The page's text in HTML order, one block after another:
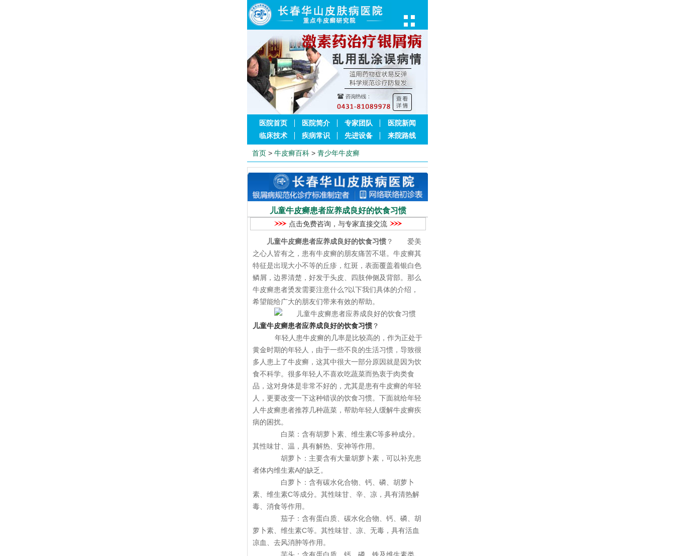
医院首页 医院简介 专家团队
医院新闻
临床技术
疾病常识 先进设备 来院路线
首页 > 牛皮癣百科 > 青少年牛皮癣
儿童牛皮癣患者应养成良好的饮食习惯
点击免费咨询，与专家直接交流
儿童牛皮癣患者应养成良好的饮食习惯 ？ 爱美
之心人皆有之，患有牛皮癣的朋友痛苦不堪。牛皮癣其
特征是出现大小不等的丘疹，红斑，表面覆盖着银白色
鳞屑，边界清楚，好发于头皮、四肢伸侧及背部。那么
牛皮癣患者烫发需要注意什么?以下我们具体的介绍，
希望能给广大的朋友们带来有效的帮助。
儿童牛皮癣患者应养成良好的饮食习惯 ？
年轻人患牛皮癣的几率是比较高的，作为正处于
黄金时期的年轻人，由于一些不良的生活习惯，导致很
多人患上了牛皮癣，这其中很大一部分原因就是因为饮
食不科学。很多年轻人不喜欢吃蔬菜而热衷于肉类食
品，这对身体是非常不好的，尤其是患有牛皮癣的年轻
人，更要改变一下这种错误的饮食习惯。下面就给年轻
人牛皮癣患者推荐几种蔬菜，帮助年轻人缓解牛皮癣疾
病的困扰。
白菜：含有胡萝卜素、维生素C等多种成分。
其性味甘、温，具有解热、安神等作用。
胡萝卜：主要含有大量胡萝卜素，可以补充患
者体内维生素A的缺乏。
白萝卜：含有碳水化合物、钙、磷、胡萝卜
素、维生素C等成分。其性味甘、辛、凉，具有清热解
毒、消食等作用。
茄子：含有蛋白质、碳水化合物、钙、磷、胡
萝卜素、维生素C等。其性味甘、凉、无毒，具有活血
凉血、去风消肿等作用。